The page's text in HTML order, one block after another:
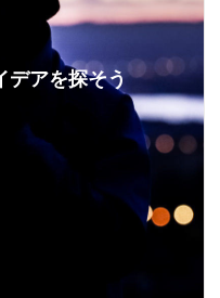
デアを探そう